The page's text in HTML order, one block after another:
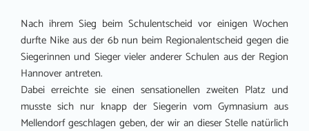
Nach ihrem Sieg beim Schulentscheid vor einigen Wochen
durfte Nike aus der 6b nun beim Regionalentscheid gegen die
Siegerinnen und Sieger vieler anderer Schulen aus der Region
Hannover antreten.
Dabei erreichte sie einen sensationellen zweiten Platz und
musste sich nur knapp der Siegerin vom Gymnasium aus
Mellendorf geschlagen geben, der wir an dieser Stelle natürlich